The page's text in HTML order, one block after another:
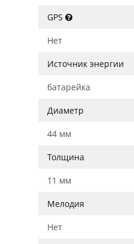
GPS
Нет
Источник энергии
батарейка
Диаметр
44 мм
Толщина
11 мм
Мелодия
Нет